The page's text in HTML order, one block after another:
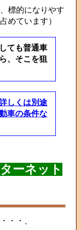
標的になりやす
めています）
ても普通車
、そこを狙
しくは別途
車の条件な
ーネット
・・、